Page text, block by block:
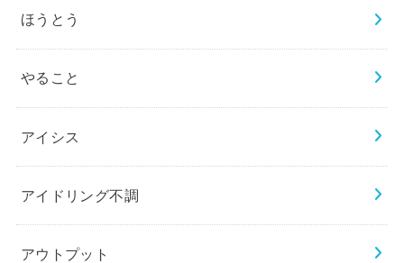
ほうとう
やること
アイシス
アイドリング不調
アウトプット